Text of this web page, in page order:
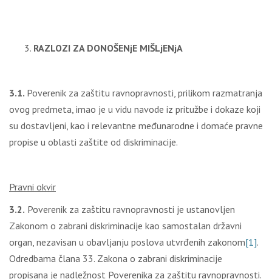
RAZLOZI ZA DONOŠENjE MIŠLjENjA
3.1. Poverenik za zaštitu ravnopravnosti, prilikom razmatranja
ovog predmeta, imao je u vidu navode iz pritužbe i dokaze koji
su dostavljeni, kao i relevantne međunarodne i domaće pravne
propise u oblasti zaštite od diskriminacije.
Pravni okvir
3.2. Poverenik za zaštitu ravnopravnosti je ustanovljen
Zakonom o zabrani diskriminacije kao samostalan državni
organ, nezavisan u obavljanju poslova utvrđenih zakonom[1].
Odredbama člana 33. Zakona o zabrani diskriminacije
propisana je nadležnost Poverenika za zaštitu ravnopravnosti.